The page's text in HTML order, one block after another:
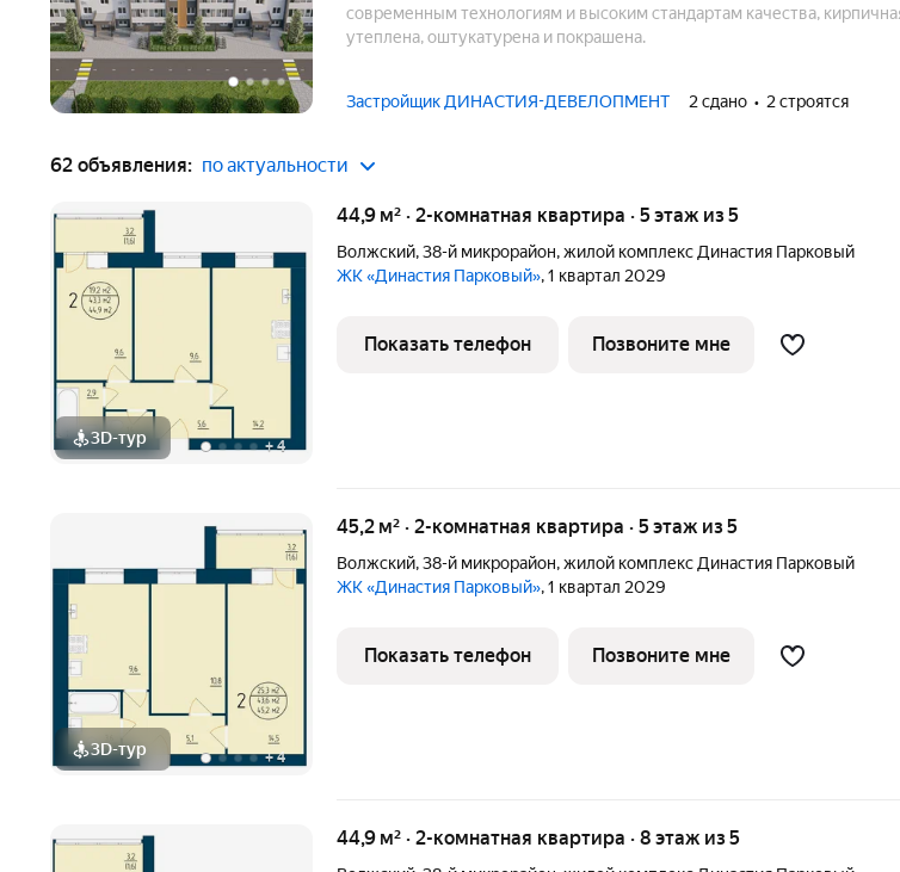
современным технологиям и высоким стандартам качества,
утеплена, оштукатурена и покрашена.
Застройщик ДИНАСТИЯ-ДЕВЕЛОПМЕНТ 2 сдано 2 строятся
62 объявления: по актуальности
3D-тур +4
44,9 м² · 2-комнатная квартира · 5 этаж из 5
Волжский,38-й микрорайон,жилой комплекс Династия Парковый
ЖК «Династия Парковый», 1 квартал 2029
Показать телефон Позвоните мне
3D-тур +4
45,2 м² · 2-комнатная квартира · 5 этаж из 5
Волжский,38-й микрорайон,жилой комплекс Династия Парковый
ЖК «Династия Парковый», 1 квартал 2029
Показать телефон Позвоните мне
44,9 м² · 2-комнатная квартира · 8 этаж из 5